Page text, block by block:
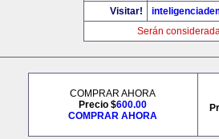
Visitar!
Serán
COMPRAR AHORA
Precio $600.00
COMPRAR AHORA